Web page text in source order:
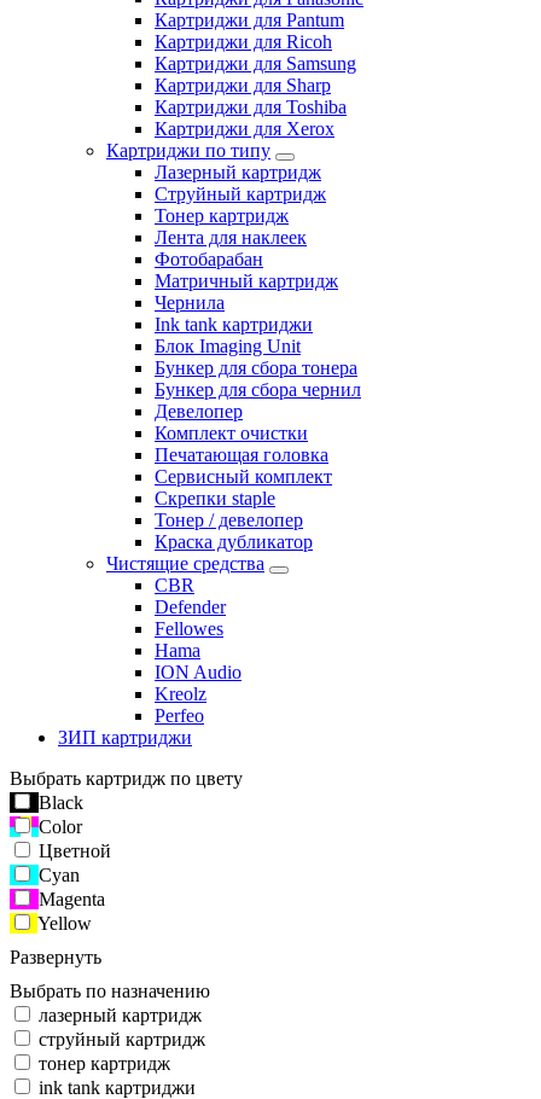
Картриджи для Pantum
Картриджи для Ricoh
Картриджи для Samsung
Картриджи для Sharp
Картриджи для Toshiba
Картриджи для Xerox
Картриджи по типу
Лазерный картридж
Струйный картридж
Тонер картридж
Лента для наклеек
Фотобарабан
Матричный картридж
Чернила
Ink tank картриджи
Блок Imaging Unit
Бункер для сбора тонера
Бункер для сбора чернил
Девелопер
Комплект очистки
Печатающая головка
Сервисный комплект
Скрепки staple
Тонер / девелопер
Краска дубликатор
Чистящие средства
CBR
Defender
Fellowes
Hama
ION Audio
Kreolz
Perfeo
ЗИП картриджи
Выбрать картридж по цвету
Black
Color
Цветной
Cyan
Magenta
Yellow
Развернуть
Выбрать по назначению
лазерный картридж
струйный картридж
тонер картридж
ink tank картриджи